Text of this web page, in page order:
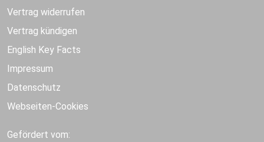
Vertrag widerrufen
Vertrag kündigen
English Key Facts
Impressum
Datenschutz
Webseiten-Cookies
Gefördert vom: